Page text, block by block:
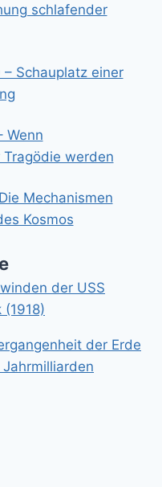
schlafender
Schauplatz einer
Wenn
werden
Mechanismen
Kosmos
der USS
der Erde